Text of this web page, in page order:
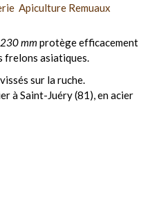
 Apiculture Remuaux
mm protège efficacement
frelons asiatiques.
vissés sur la ruche.
à Saint-Juéry (81), en acier